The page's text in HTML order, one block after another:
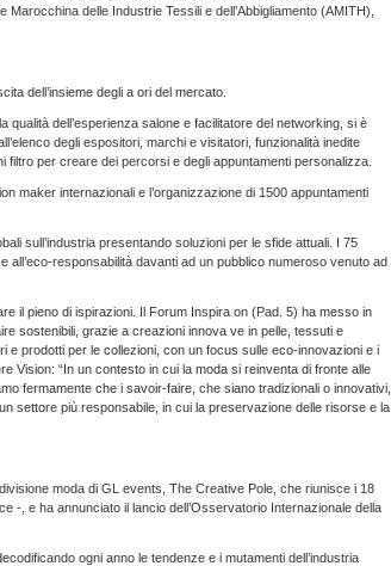
delle Industrie Tessili e dell’Abbigliamento (AMITH),
dell’insieme degli a ori del mercato.
qualità dell’esperienza salone e facilitatore del networking, si è
degli espositori, marchi e visitatori, funzionalità inedite
per creare dei percorsi e degli appuntamenti personalizza.
maker internazionali e l’organizzazione di 1500 appuntamenti
sull’industria presentando soluzioni per le sfide attuali. I 75
responsabilità davanti ad un pubblico numeroso venuto ad
il pieno di ispirazioni. Il Forum Inspira on (Pad. 5) ha messo in
sostenibili, grazie a creazioni innova ve in pelle, tessuti e
prodotti per le collezioni, con un focus sulle eco-innovazioni e i
Vision: “In un contesto in cui la moda si reinventa di fronte alle
fermamente che i savoir-faire, che siano tradizionali o innovativi,
settore più responsabile, in cui la preservazione delle risorse e la
moda di GL events, The Creative Pole, che riunisce i 18
-, e ha annunciato il lancio dell’Osservatorio Internazionale della
ogni anno le tendenze e i mutamenti dell’industria